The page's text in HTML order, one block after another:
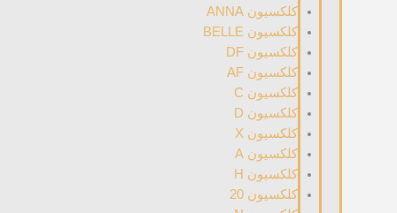
کلکسیون ANNA
کلکسیون BELLE
کلکسیون DF
کلکسیون AF
کلکسیون C
کلکسیون D
کلکسیون X
کلکسیون A
کلکسیون H
کلکسیون 20